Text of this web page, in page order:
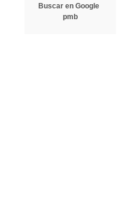
Buscar en Google
pmb